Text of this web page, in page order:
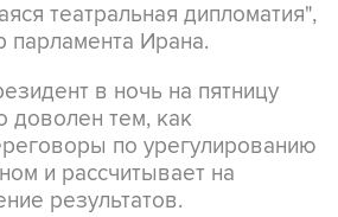
театральная дипломатия",
парламента Ирана.
в ночь на пятницу
доволен тем, как
по урегулированию
и рассчитывает на
результатов.